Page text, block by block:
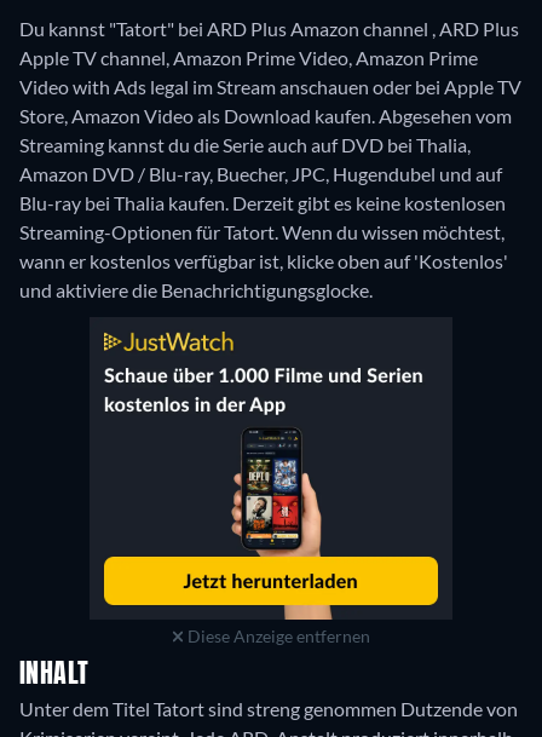
Du kannst "Tatort" bei ARD Plus Amazon channel , ARD Plus
Apple TV channel, Amazon Prime Video, Amazon Prime
Video with Ads legal im Stream anschauen oder bei Apple TV
Store, Amazon Video als Download kaufen.Abgesehen vom
Streaming kannst du die Serie auch auf DVD bei Thalia,
Amazon DVD / Blu-ray, Buecher, JPC, Hugendubel und auf
Blu-ray bei Thalia kaufen. Derzeit gibt es keine kostenlosen
Streaming-Optionen für Tatort. Wenn du wissen möchtest,
wann er kostenlos verfügbar ist, klicke oben auf 'Kostenlos'
und aktiviere die Benachrichtigungsglocke.
Diese Anzeige entfernen
INHALT
Unter dem Titel Tatort sind streng genommen Dutzende von